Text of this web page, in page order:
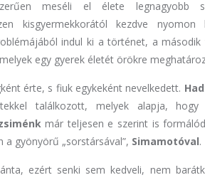
meséli el élete legnagyobb
kisgyermekkorától kezdve nyomon
indul ki a történet, a második
egy gyerek életét örökre
érte, s fiuk egykeként nevelkedett.
találkozott, melyek alapja,
már teljesen e szerint is
gyönyörű „sorstársával”, Simamotóval.
ezért senki sem kedveli, nem